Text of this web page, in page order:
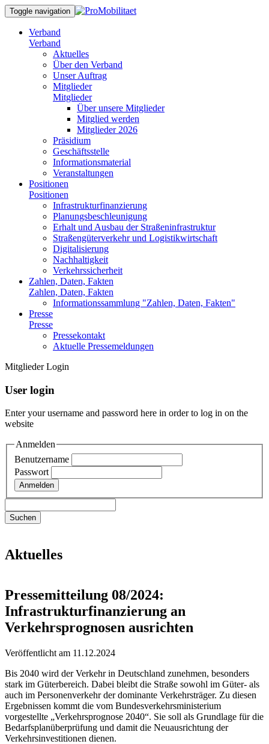
Toggle navigation
Verband
Verband
Aktuelles
Über den Verband
Unser Auftrag
Mitglieder
Mitglieder
Über unsere Mitglieder
Mitglied werden
Mitglieder 2026
Präsidium
Geschäftsstelle
Informationsmaterial
Veranstaltungen
Positionen
Positionen
Infrastrukturfinanzierung
Planungsbeschleunigung
Erhalt und Ausbau der Straßeninfrastruktur
Straßengüterverkehr und Logistikwirtschaft
Digitalisierung
Nachhaltigkeit
Verkehrssicherheit
Zahlen, Daten, Fakten
Zahlen, Daten, Fakten
Informationssammlung "Zahlen, Daten, Fakten"
Presse
Presse
Pressekontakt
Aktuelle Pressemeldungen
Mitglieder Login
User login
Enter your username and password here in order to log in on the
website
Anmelden
Benutzername
Passwort
Aktuelles
Pressemitteilung 08/2024:
Infrastrukturfinanzierung an
Verkehrsprognosen ausrichten
Veröffentlicht am 11.12.2024
Bis 2040 wird der Verkehr in Deutschland zunehmen, besonders
stark im Güterbereich. Dabei bleibt die Straße sowohl im Güter- als
auch im Personenverkehr der dominante Verkehrsträger. Zu diesen
Ergebnissen kommt die vom Bundesverkehrsministerium
vorgestellte „Verkehrsprognose 2040“. Sie soll als Grundlage für die
Bedarfsplanüberprüfung und damit die Neuausrichtung der
Verkehrsinvestitionen dienen.